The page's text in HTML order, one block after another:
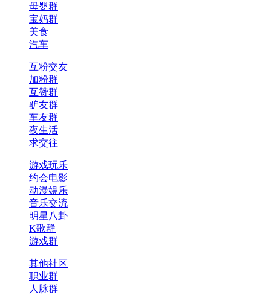
母婴群
宝妈群
美食
汽车
互粉交友
加粉群
互赞群
驴友群
车友群
夜生活
求交往
游戏玩乐
约会电影
动漫娱乐
音乐交流
明星八卦
K歌群
游戏群
其他社区
职业群
人脉群